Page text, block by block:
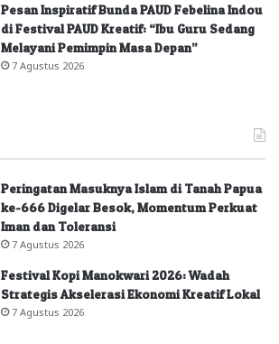
Pesan Inspiratif Bunda PAUD Febelina Indou
di Festival PAUD Kreatif: “Ibu Guru Sedang
Melayani Pemimpin Masa Depan”
7 Agustus 2026
Peringatan Masuknya Islam di Tanah Papua
ke-666 Digelar Besok, Momentum Perkuat
Iman dan Toleransi
7 Agustus 2026
Festival Kopi Manokwari 2026: Wadah
Strategis Akselerasi Ekonomi Kreatif Lokal
7 Agustus 2026